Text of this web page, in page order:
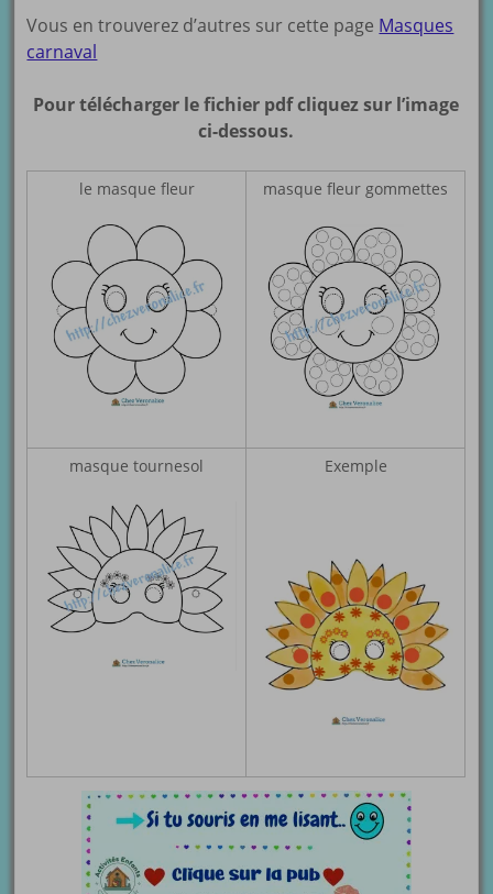
Vous en trouverez d’autres sur cette page Masques
carnaval
Pour télécharger le fichier pdf cliquez sur l’image
ci-dessous.
le masque fleur masque fleur gommettes
masque tournesol Exemple